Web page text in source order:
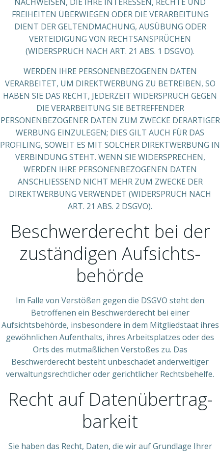
FREIHEITEN ÜBERWIEGEN ODER DIE VERARBEITUNG
DIENT DER GELTENDMACHUNG, AUSÜBUNG ODER
VERTEIDIGUNG VON RECHTSANSPRÜCHEN
(WIDERSPRUCH NACH ART. 21 ABS. 1 DSGVO).
WERDEN IHRE PERSONENBEZOGENEN DATEN
VERARBEITET, UM DIREKTWERBUNG ZU BETREIBEN, SO
HABEN SIE DAS RECHT, JEDERZEIT WIDERSPRUCH GEGEN
DIE VERARBEITUNG SIE BETREFFENDER
PERSONENBEZOGENER DATEN ZUM ZWECKE DERARTIGER
WERBUNG EINZULEGEN; DIES GILT AUCH FÜR DAS
PROFILING, SOWEIT ES MIT SOLCHER DIREKTWERBUNG IN
VERBINDUNG STEHT. WENN SIE WIDERSPRECHEN,
WERDEN IHRE PERSONENBEZOGENEN DATEN
ANSCHLIESSEND NICHT MEHR ZUM ZWECKE DER
DIREKTWERBUNG VERWENDET (WIDERSPRUCH NACH
ART. 21 ABS. 2 DSGVO).
Beschwerde­recht bei der
zuständigen Aufsichts­
behörde
Im Falle von Verstößen gegen die DSGVO steht den
Betroffenen ein Beschwerderecht bei einer
Aufsichtsbehörde, insbesondere in dem Mitgliedstaat ihres
gewöhnlichen Aufenthalts, ihres Arbeitsplatzes oder des
Orts des mutmaßlichen Verstoßes zu. Das
Beschwerderecht besteht unbeschadet anderweitiger
verwaltungsrechtlicher oder gerichtlicher Rechtsbehelfe.
Recht auf Daten­übertrag­
barkeit
Sie haben das Recht, Daten, die wir auf Grundlage Ihrer